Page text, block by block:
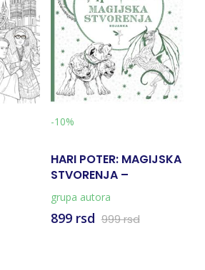
-10%
HARI POTER: MAGIJSKA
STVORENJA –
BOJANKA
grupa autora
899 rsd 999 rsd